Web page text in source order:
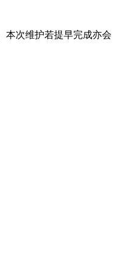
本次维护若提早完成亦会